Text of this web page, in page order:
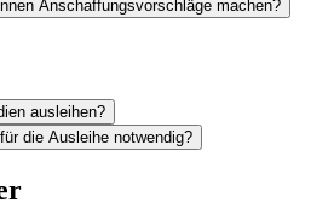
Anschaffungsvorschläge machen?
ausleihen?
die Ausleihe notwendig?